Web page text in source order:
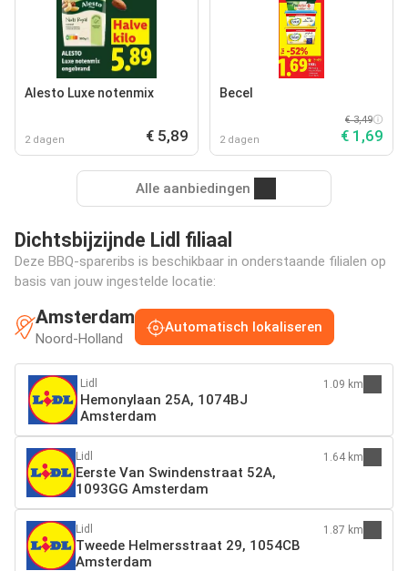
Alesto Luxe notenmix
2 dagen € 5,89
Becel
2 dagen
€ 3,49
€ 1,69
Alle aanbiedingen
Dichtsbijzijnde Lidl filiaal
Deze BBQ-spareribs is beschikbaar in onderstaande filialen op
basis van jouw ingestelde locatie:
Amsterdam
Noord-Holland
Automatisch lokaliseren
Lidl
Hemonylaan 25A, 1074BJ
Amsterdam
1.09 km
Lidl
Eerste Van Swindenstraat 52A,
1093GG Amsterdam
1.64 km
Lidl
Tweede Helmersstraat 29, 1054CB
Amsterdam
1.87 km